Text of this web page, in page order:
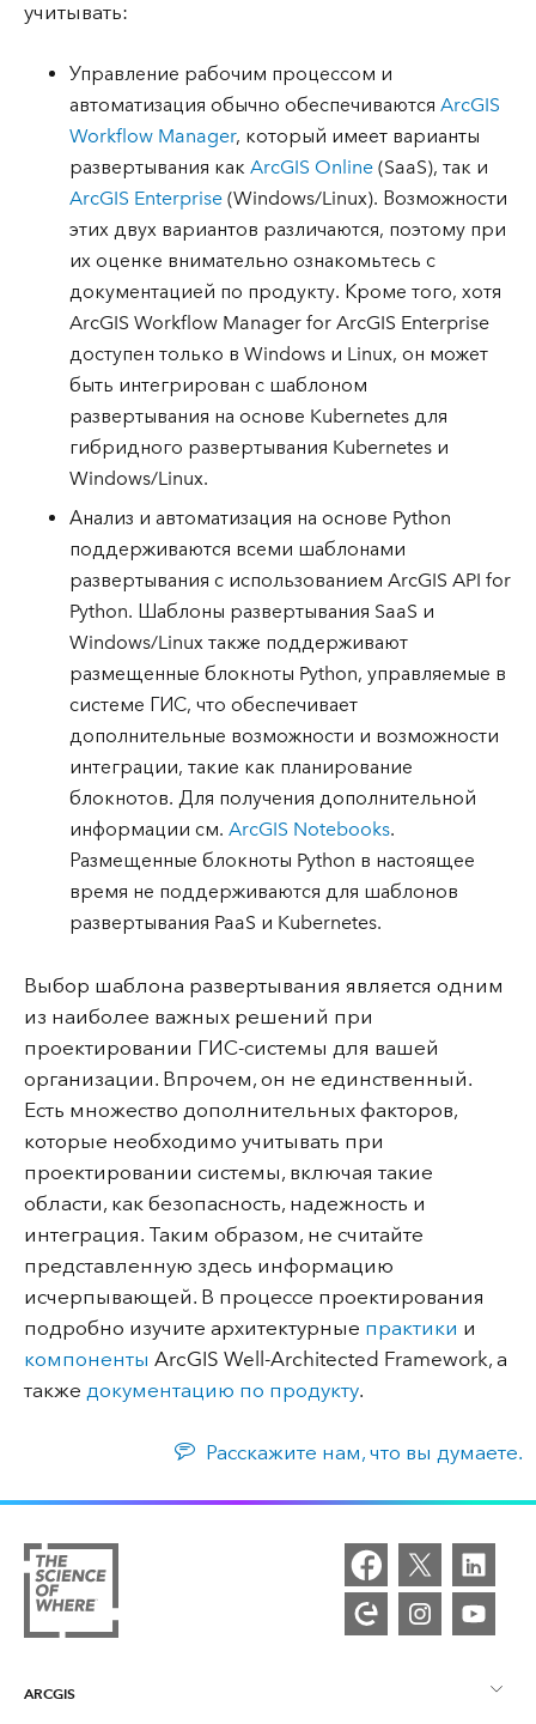
учитывать:
Управление рабочим процессом и
автоматизация обычно обеспечиваютсяArcGIS
Workflow Manager, который имеет варианты
развертывания какArcGIS Online (SaaS), так и
ArcGIS Enterprise (Windows/Linux). Возможности
этих двух вариантов различаются, поэтому при
их оценке внимательно ознакомьтесь с
документацией по продукту. Кроме того, хотя
ArcGIS Workflow Manager for ArcGIS Enterprise
доступен только в Windows и Linux, он может
быть интегрирован с шаблоном
развертывания на основе Kubernetes для
гибридного развертывания Kubernetes и
Windows/Linux.
Анализ и автоматизация на основе Python
поддерживаются всеми шаблонами
развертывания с использованием ArcGIS API for
Python. Шаблоны развертывания SaaS и
Windows/Linux также поддерживают
размещенные блокноты Python, управляемые в
системе ГИС, что обеспечивает
дополнительные возможности и возможности
интеграции, такие как планирование
блокнотов. Для получения дополнительной
информации см.ArcGIS Notebooks.
Размещенные блокноты Python в настоящее
время не поддерживаются для шаблонов
развертывания PaaS и Kubernetes.
Выбор шаблона развертывания является одним
из наиболее важных решений при
проектировании ГИС-системы для вашей
организации. Впрочем, он не единственный.
Есть множество дополнительных факторов,
которые необходимо учитывать при
проектировании системы, включая такие
области, как безопасность, надежность и
интеграция. Таким образом, не считайте
представленную здесь информацию
исчерпывающей. В процессе проектирования
подробно изучите архитектурные практики и
компоненты ArcGIS Well-Architected Framework, а
также документацию по продукту.
Расскажите нам, что вы думаете.
ARCGIS